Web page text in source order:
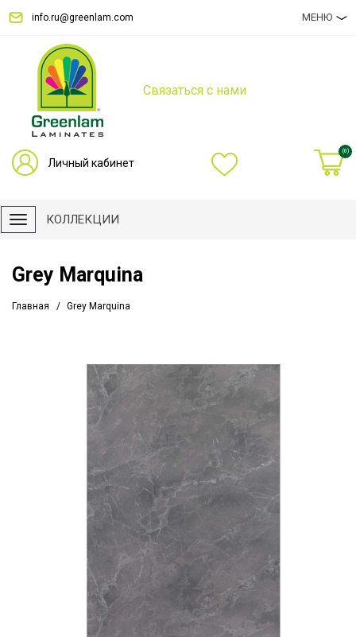
info.ru@greenlam.com МЕНЮ
Связаться с нами
Личный кабинет
(0)
КОЛЛЕКЦИИ
Grey Marquina
Главная Grey Marquina